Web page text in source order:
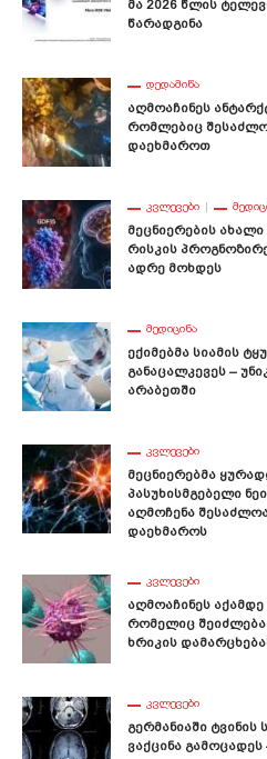
Მა 2026 Წლის
Წარადგინა
ᲓᲔᲓᲐᲛᲘᲬᲐ
Აღმოაჩინეს
Რომლებიც
Დაეხმაროთ
ᲙᲕᲚᲔᲕᲔᲑᲘ
Მეცნიერების
Რისკის
Ადრე Მოხდეს
ᲛᲔᲓᲘᲪᲘᲜᲐ
Ექიმებმა Სიამის
Განაცალკევეს –
Არაბეთში
ᲙᲕᲚᲔᲕᲔᲑᲘ
Მეცნიერებმა
Პასუხისმგებელი
Აღმოჩენა
Დაეხმაროს
ᲙᲕᲚᲔᲕᲔᲑᲘ
Აღმოაჩინეს
Რომელიც
Ხრიკის
ᲙᲕᲚᲔᲕᲔᲑᲘ
Გერმანიაში Ტვინის
Ვაქცინა Გამოცადეს